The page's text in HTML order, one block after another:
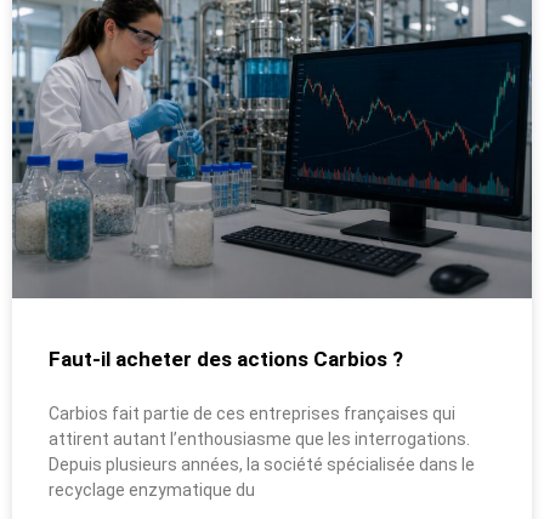
Faut-il acheter des actions Carbios ?
Carbios fait partie de ces entreprises françaises qui
attirent autant l’enthousiasme que les interrogations.
Depuis plusieurs années, la société spécialisée dans le
recyclage enzymatique du